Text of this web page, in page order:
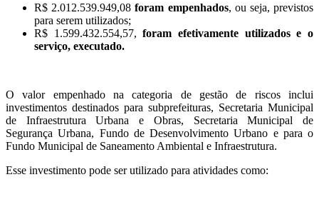
R$ 2.012.539.949,08 foram empenhados, ou seja, previstos
para serem utilizados;
R$ 1.599.432.554,57,foram efetivamente utilizados e o
serviço, executado.
O valor empenhado na categoria de gestão de riscos inclui
investimentos destinados para subprefeituras, Secretaria Municipal
de Infraestrutura Urbana e Obras, Secretaria Municipal de
Segurança Urbana, Fundo de Desenvolvimento Urbano e para o
Fundo Municipal de Saneamento Ambiental e Infraestrutura.
Esse investimento pode ser utilizado para atividades como: